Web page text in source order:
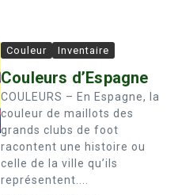
Couleur Inventaire
Couleurs d’Espagne
COULEURS – En Espagne, la
couleur de maillots des
grands clubs de foot
racontent une histoire ou
celle de la ville qu’ils
représentent....